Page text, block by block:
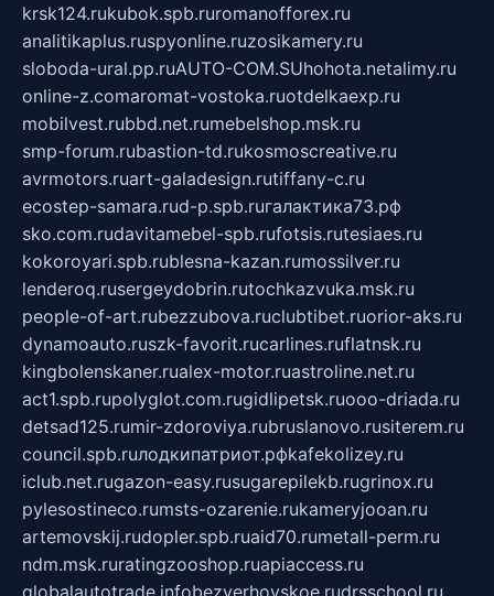
krsk124.rukubok.spb.ruromanofforex.ru
analitikaplus.ruspyonline.ruzosikamery.ru
sloboda-ural.pp.ruAUTO-COM.SUhohota.netalimy.ru
online-z.comaromat-vostoka.ruotdelkaexp.ru
mobilvest.rubbd.net.rumebelshop.msk.ru
smp-forum.rubastion-td.rukosmoscreative.ru
avrmotors.ruart-galadesign.rutiffany-c.ru
ecostep-samara.rud-p.spb.ruгалактика73.рф
sko.com.rudavitamebel-spb.rufotsis.rutesiaes.ru
kokoroyari.spb.rublesna-kazan.rumossilver.ru
lenderoq.rusergeydobrin.rutochkazvuka.msk.ru
people-of-art.rubezzubova.ruclubtibet.ruorior-aks.ru
dynamoauto.ruszk-favorit.rucarlines.ruflatnsk.ru
kingbolenskaner.rualex-motor.ruastroline.net.ru
act1.spb.rupolyglot.com.rugidlipetsk.ruooo-driada.ru
detsad125.rumir-zdoroviya.rubruslanovo.rusiterem.ru
council.spb.ruлодкипатриот.рфkafekolizey.ru
iclub.net.rugazon-easy.rusugarepilekb.rugrinox.ru
pylesostineco.rumsts-ozarenie.rukameryjooan.ru
artemovskij.rudopler.spb.ruaid70.rumetall-perm.ru
ndm.msk.ruratingzooshop.ruapiaccess.ru
globalautotrade.infobezverhovskoe.rudrsschool.ru